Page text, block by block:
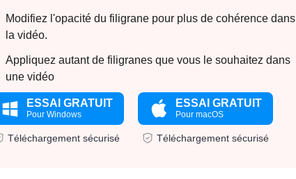
Modifiez l'opacité du filigrane pour plus de cohérence dans
la vidéo.
Appliquez autant de filigranes que vous le souhaitez dans
une vidéo
ESSAI GRATUIT
Pour Windows
Téléchargement sécurisé
ESSAI GRATUIT
Pour macOS
Téléchargement sécurisé